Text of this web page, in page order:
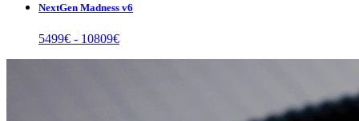
NextGen Madness v6
5499€ - 10809€